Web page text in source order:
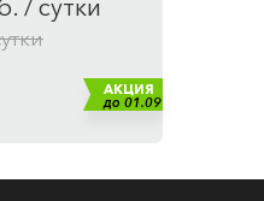
/ сутки
АКЦИЯ
до 01.09